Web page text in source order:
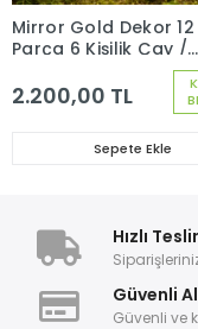
Mirror Gold Dekor 12
Parça 6 Kişilik Çay /
Neskafe Fincan Seti
97302
2.200,00 TL
Sepete Ekle
Hızlı
Güvenli
Güvenli ve